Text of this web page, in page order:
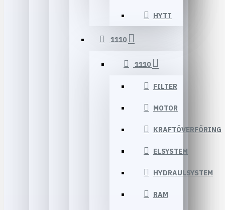
HYTT
1110
1110
FILTER
MOTOR
KRAFTÖVERFÖRING
ELSYSTEM
HYDRAULSYSTEM
RAM